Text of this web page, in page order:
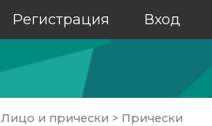
Регистрация Вход
Лицо и прически > Прически